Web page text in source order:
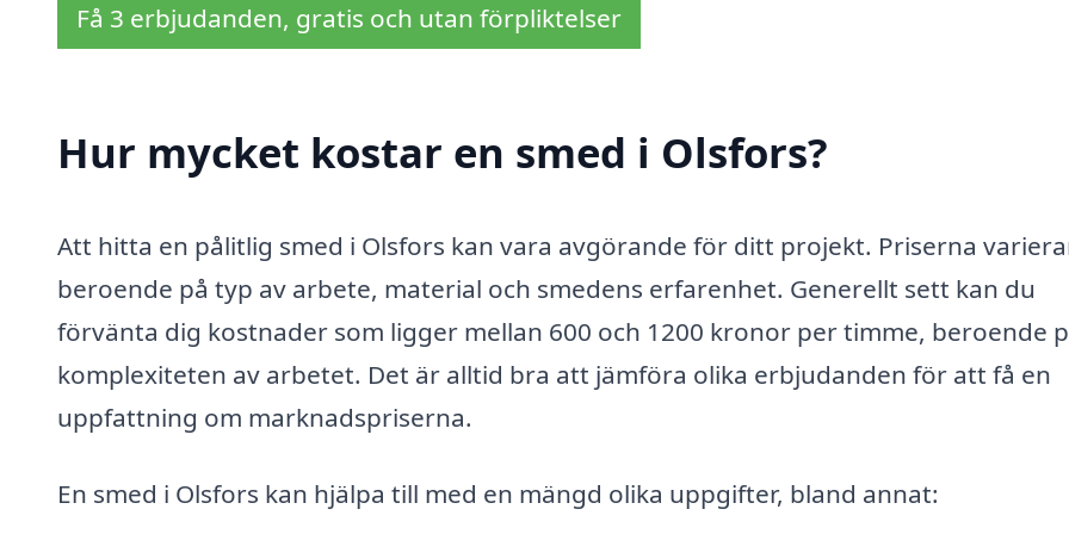
Få 3 erbjudanden, gratis och utan förpliktelser
Hur mycket kostar en smed i Olsfors?
Att hitta en pålitlig smed i Olsfors kan vara avgörande för ditt projekt. Priserna
beroende på typ av arbete, material och smedens erfarenhet. Generellt sett kan du
förvänta dig kostnader som ligger mellan 600 och 1200 kronor per timme, beroende
komplexiteten av arbetet. Det är alltid bra att jämföra olika erbjudanden för att få en
uppfattning om marknadspriserna.
En smed i Olsfors kan hjälpa till med en mängd olika uppgifter, bland annat: